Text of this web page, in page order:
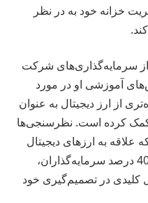
خزانه خود به در نظر
از سرمایه‌گذاری‌های شرکت
آموزشی او در مورد
از ارز دیجیتال به عنوان
کرده است. نظرسنجی‌ها
به ارزهای دیجیتال
افزایش یافته است، به طوری که 40 درصد سرمایه‌گذاران،
کلیدی در تصمیم‌گیری خود